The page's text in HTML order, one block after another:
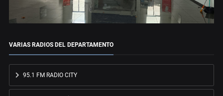
VARIAS RADIOS DEL DEPARTAMENTO
95.1 FM RADIO CITY